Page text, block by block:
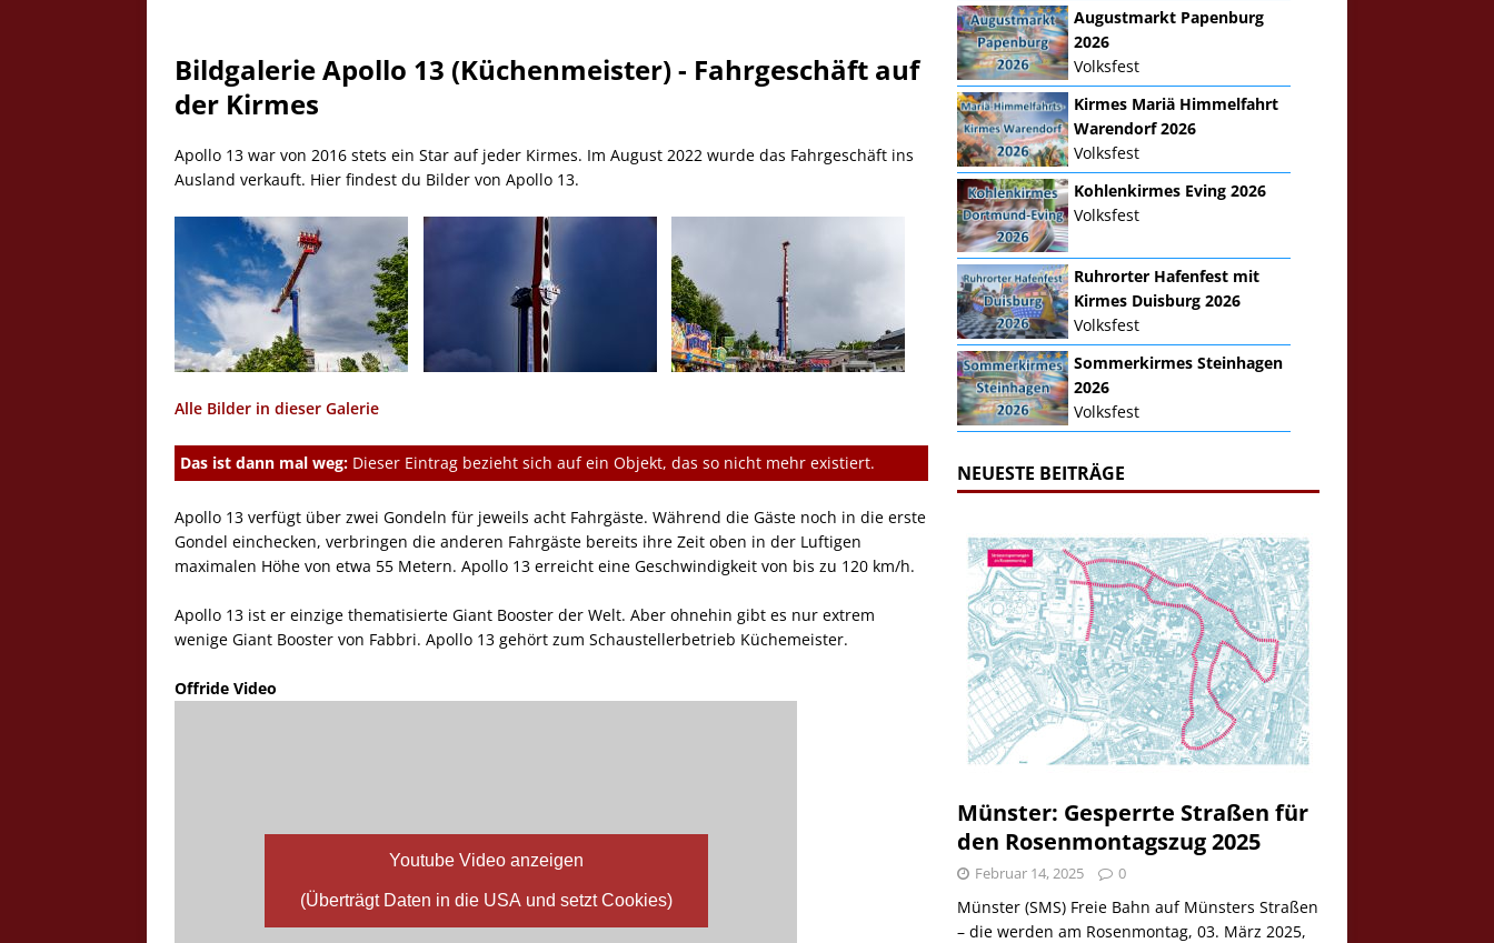
Bildgalerie Apollo 13 (Küchenmeister) - Fahrgeschäft auf
der Kirmes
Apollo 13 war von 2016 stets ein Star auf jeder Kirmes. Im August 2022 wurde das Fahrgeschäft ins
Ausland verkauft. Hier findest du Bilder von Apollo 13.
Alle Bilder in dieser Galerie
Das ist dann mal weg: Dieser Eintrag bezieht sich auf ein Objekt, das so nicht mehr existiert.
Apollo 13 verfügt über zwei Gondeln für jeweils acht Fahrgäste. Während die Gäste noch in die erste
Gondel einchecken, verbringen die anderen Fahrgäste bereits ihre Zeit oben in der Luftigen
maximalen Höhe von etwa 55 Metern. Apollo 13 erreicht eine Geschwindigkeit von bis zu 120 km/h.
Apollo 13 ist er einzige thematisierte Giant Booster der Welt. Aber ohnehin gibt es nur extrem
wenige Giant Booster von Fabbri. Apollo 13 gehört zum Schaustellerbetrieb Küchemeister.
Offride Video
Youtube Video anzeigen
(Überträgt Daten in die USA und setzt Cookies)
Augustmarkt Papenburg
2026
Volksfest
Kirmes Mariä Himmelfahrt
Warendorf 2026
Volksfest
Kohlenkirmes Eving 2026
Volksfest
Ruhrorter Hafenfest mit
Kirmes Duisburg 2026
Volksfest
Sommerkirmes Steinhagen
2026
Volksfest
NEUESTE BEITRÄGE
Münster: Gesperrte Straßen für
den Rosenmontagszug 2025
Februar 14, 2025 0
Münster (SMS) Freie Bahn auf Münsters Straßen
– die werden am Rosenmontag, 03. März 2025,